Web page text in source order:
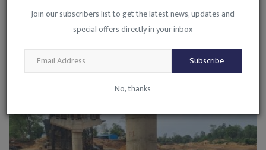
Join our subscribers list to get the latest news, updates and
special offers directly in your inbox
Subscribe
No, thanks
Dantewada News : नवपदस्थ जिला पंचायत सीईओ एम.भार्गव ने...
Jul 14, 2026 0